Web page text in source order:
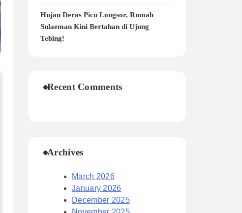
Hujan Deras Picu Longsor, Rumah
Sulaeman Kini Bertahan di Ujung
Tebing!
Recent Comments
Archives
March 2026
January 2026
December 2025